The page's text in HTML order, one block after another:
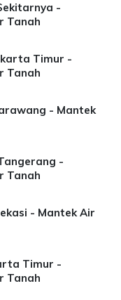
-
Tanah
Timur -
Tanah
- Mantek
-
Tanah
- Mantek Air
Timur -
Tanah